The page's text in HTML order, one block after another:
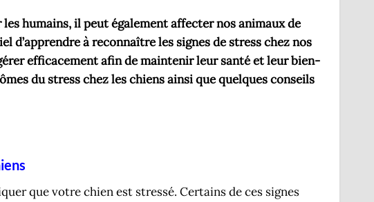
humains, il peut également affecter nos animaux de
d’apprendre à reconnaître les signes de stress chez nos
efficacement afin de maintenir leur santé et leur bien-
du stress chez les chiens ainsi que quelques conseils
que votre chien est stressé. Certains de ces signes